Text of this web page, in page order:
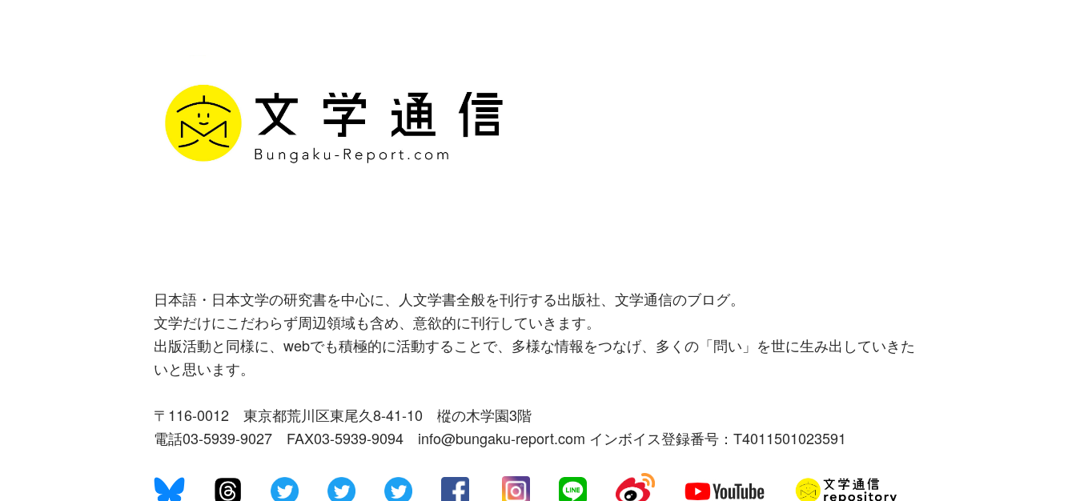
日本語・日本文学の研究書を中心に、人文学書全般を刊行する出版社、文学通信のブログ。
文学だけにこだわらず周辺領域も含め、意欲的に刊行していきます。
出版活動と同様に、webでも積極的に活動することで、多様な情報をつなげ、多くの「問い」を世に生み出していきた
いと思います。
〒116-0012 東京都荒川区東尾久8-41-10 樅の木学園3階
電話03-5939-9027 FAX03-5939-9094 info@bungaku-report.com インボイス登録番号：T4011501023591